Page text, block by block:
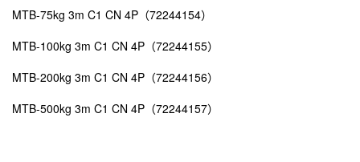
MTB-75kg 3m C1 CN 4P（72244154）
MTB-100kg 3m C1 CN 4P（72244155）
MTB-200kg 3m C1 CN 4P（72244156）
MTB-500kg 3m C1 CN 4P（72244157）